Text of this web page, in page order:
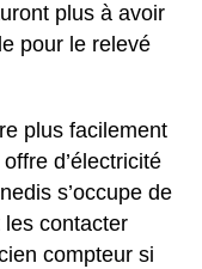
plus à avoir
pour le relevé
plus facilement
d’électricité
s’occupe de
les contacter
compteur si